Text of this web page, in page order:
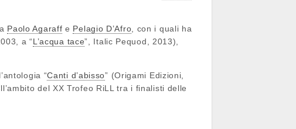
Paolo Agaraff e Pelagio D’Afro
con i quali ha
a “L’acqua tace”, Italic Pequod, 2013),
“Canti d’abisso” (Origami Edizioni,
del XX Trofeo RiLL tra i finalisti delle